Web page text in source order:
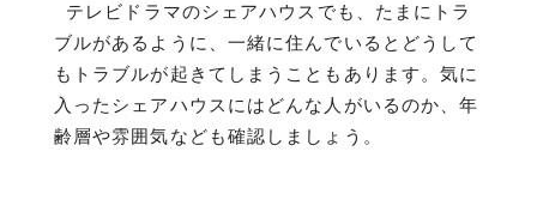
テレビドラマのシェアハウスでも、たまにトラ
ブルがあるように、一緒に住んでいるとどうして
もトラブルが起きてしまうこともあります。気に
入ったシェアハウスにはどんな人がいるのか、年
齢層や雰囲気なども確認しましょう。